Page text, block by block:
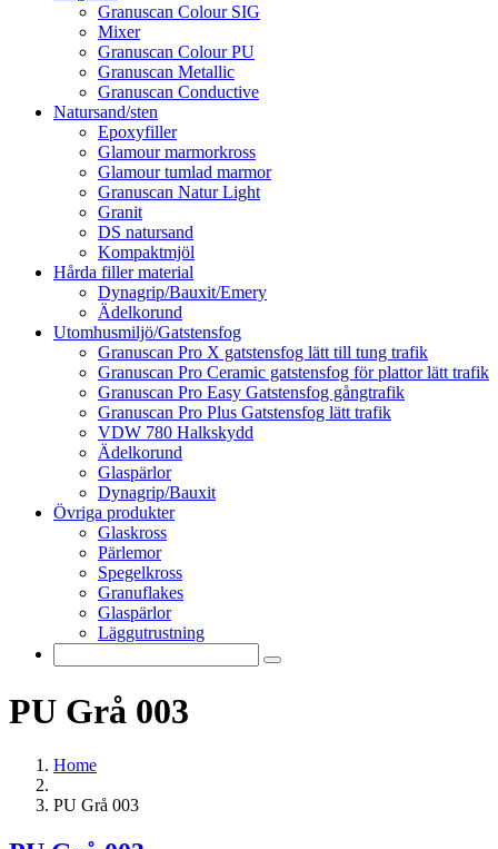
Granuscan Colour SIG
Mixer
Granuscan Colour PU
Granuscan Metallic
Granuscan Conductive
Natursand/sten
Epoxyfiller
Glamour marmorkross
Glamour tumlad marmor
Granuscan Natur Light
Granit
DS natursand
Kompaktmjöl
Hårda filler material
Dynagrip/Bauxit/Emery
Ädelkorund
Utomhusmiljö/Gatstensfog
Granuscan Pro X gatstensfog lätt till tung trafik
Granuscan Pro Ceramic gatstensfog för plattor lätt trafik
Granuscan Pro Easy Gatstensfog gångtrafik
Granuscan Pro Plus Gatstensfog lätt trafik
VDW 780 Halkskydd
Ädelkorund
Glaspärlor
Dynagrip/Bauxit
Övriga produkter
Glaskross
Pärlemor
Spegelkross
Granuflakes
Glaspärlor
Läggutrustning
PU Grå 003
Home
PU Grå 003